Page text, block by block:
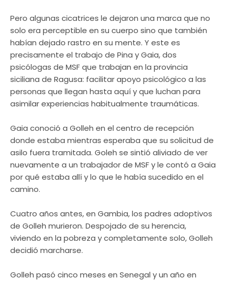
Pero algunas cicatrices le dejaron una marca que no
solo era perceptible en su cuerpo sino que también
habían dejado rastro en su mente. Y este es
precisamente el trabajo de Pina y Gaia, dos
psicólogas de MSF que trabajan en la provincia
siciliana de Ragusa: facilitar apoyo psicológico a las
personas que llegan hasta aquí y que luchan para
asimilar experiencias habitualmente traumáticas.
Gaia conoció a Golleh en el centro de recepción
donde estaba mientras esperaba que su solicitud de
asilo fuera tramitada. Goleh se sintió aliviado de ver
nuevamente a un trabajador de MSF y le contó a Gaia
por qué estaba allí y lo que le había sucedido en el
camino.
Cuatro años antes, en Gambia, los padres adoptivos
de Golleh murieron. Despojado de su herencia,
viviendo en la pobreza y completamente solo, Golleh
decidió marcharse.
Golleh pasó cinco meses en Senegal y un año en